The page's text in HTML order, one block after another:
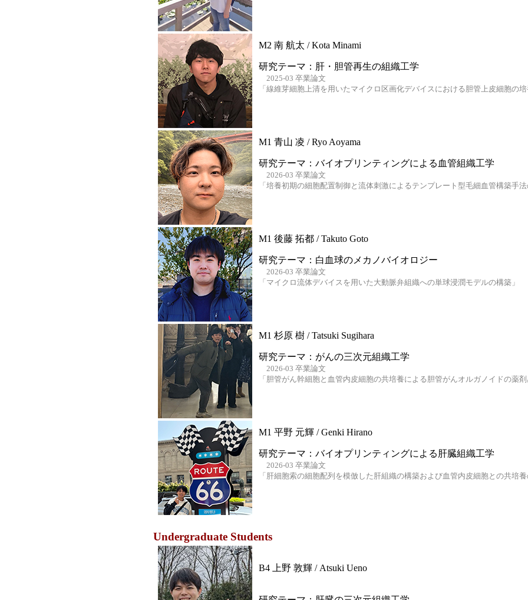
M2 南 航太 / Kota Minami
研究テーマ：肝・胆管再生の組織工学
2025-03 卒業論文
「線維芽細胞上清を用いたマイクロ区画化デバイスにおける胆管上皮細胞の
M1 青山 凌 / Ryo Aoyama
研究テーマ：バイオプリンティングによる血管組織工学
2026-03 卒業論文
「培養初期の細胞配置制御と流体刺激によるテンプレート型毛細血管構築手
M1 後藤 拓都 / Takuto Goto
研究テーマ：白血球のメカノバイオロジー
2026-03 卒業論文
「マイクロ流体デバイスを用いた大動脈弁組織への単球浸潤モデルの構築」
M1 杉原 樹 / Tatsuki Sugihara
研究テーマ：がんの三次元組織工学
2026-03 卒業論文
「胆管がん幹細胞と血管内皮細胞の共培養による胆管がんオルガノイドの薬
M1 平野 元輝 / Genki Hirano
研究テーマ：バイオプリンティングによる肝臓組織工学
2026-03 卒業論文
「肝細胞索の細胞配列を模倣した肝組織の構築および血管内皮細胞との共培
Undergraduate Students
B4 上野 敦輝 / Atsuki Ueno